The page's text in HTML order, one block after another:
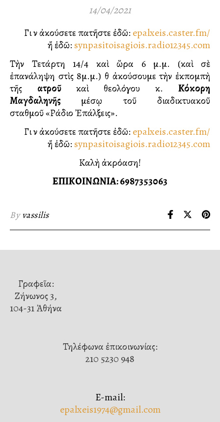
14/04/2021
Γιὰ νὰ ἀκούσετε πατῆστε ἐδῶ: epalxeis.caster.fm/
ἤ ἐδῶ: synpasitoisagiois.radio12345.com
Τὴν Τετάρτη 14/4 καὶ ὥρα 6 μ.μ. (καὶ σὲ
ἐπανάληψη στὶς 8μ.μ.) θὰ ἀκούσουμε τὴν ἐκπομπὴ
τῆς ἰατροῦ καὶ θεολόγου κ.Κόκορη
Μαγδαληνῆς μέσῳ τοῦ διαδικτυακοῦ
σταθμοῦ «Ράδιο Ἐπάλξεις».
Γιὰ νὰ ἀκούσετε πατῆστε ἐδῶ: epalxeis.caster.fm/
ἤ ἐδῶ: synpasitoisagiois.radio12345.com
Καλὴ ἀκρόαση!
ΕΠΙΚΟΙΝΩΝΙΑ:️ 6987353063
Byvassilis
Γραφεῖα:
Ζήνωνος 3,
104-31 Ἀθήνα
Τηλέφωνα ἐπικοινωνίας:
210 5230 948
E-mail:
epalxeis1974@gmail.com